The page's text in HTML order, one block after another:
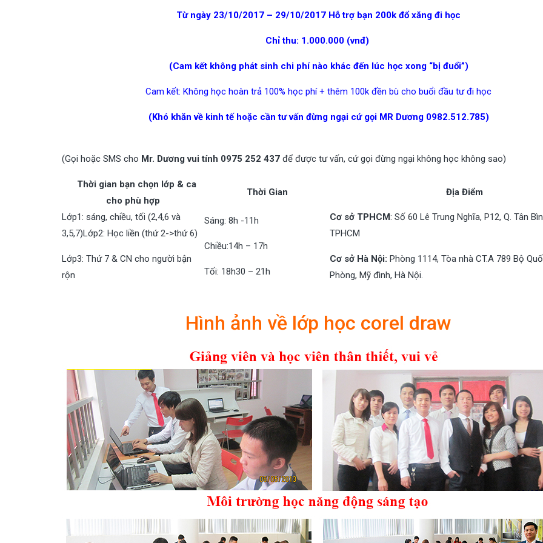
Từ ngày 23/10/2017 – 29/10/2017 Hỗ trợ bạn 200k đổ xăng đi học
Chỉ thu: 1.000.000 (vnđ)
(Cam kết không phát sinh chi phí nào khác đến lúc học xong “bị đuổi”)
Cam kết: Không học hoàn trả 100% học phí + thêm 100k đền bù cho buổi đầu tư đi học
(Khó khăn về kinh tế hoặc cần tư vấn đừng ngại cứ gọi MR Dương 0982.512.785)
(Gọi hoặc SMS cho Mr. Dương vui tính 0975 252 437 để được tư vấn, cứ gọi đừng ngại không học không sao)
Thời gian bạn chọn lớp & ca
cho phù hợp
Thời Gian Địa Điểm
Lớp1: sáng, chiều, tối (2,4,6 và
3,5,7)Lớp2: Học liền (thứ 2->thứ 6)
Lớp3: Thứ 7 & CN cho người bận
rộn
Sáng: 8h -11h
Chiều:14h – 17h
Tối: 18h30 – 21h
Cơ sở TPHCM: Số 60 Lê Trung Nghĩa, P12, Q. Tân
TPHCM
Cơ sở Hà Nội: Phòng 1114, Tòa nhà CT.A 789 Bộ
Phòng, Mỹ đình, Hà Nội.
Hình ảnh về lớp học corel draw